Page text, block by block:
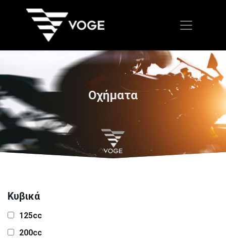
Οχήματα
Κυβικά
125cc
200cc